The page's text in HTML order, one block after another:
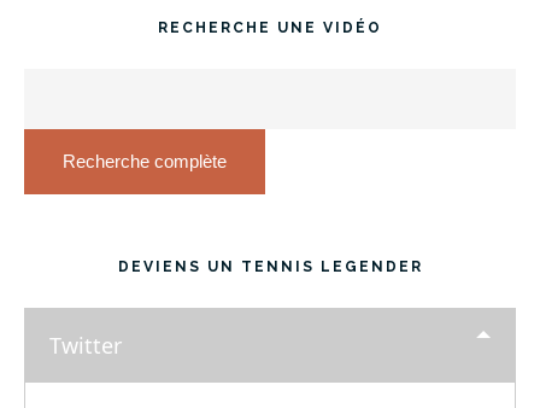
RECHERCHE UNE VIDÉO
Recherche complète
DEVIENS UN TENNIS LEGENDER
Twitter